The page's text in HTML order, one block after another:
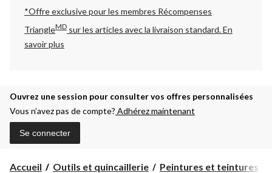
*Offre exclusive pour les membres Récompenses
TriangleMD sur les articles avec la livraison standard.En
savoir plus
Ouvrez une session pour consulter vos offres personnalisées
Vous n’avez pas de compte? Adhérez maintenant
Se connecter
Accueil Outils et quincaillerie Peintures et teintures